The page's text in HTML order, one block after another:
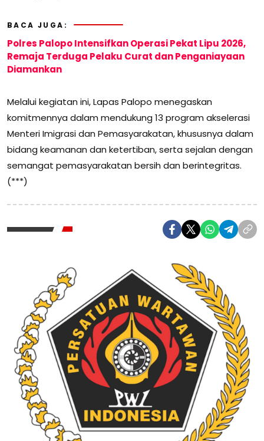
BACA JUGA:
Polres Palopo Intensifkan Operasi Pekat Lipu 2026,
Remaja Terduga Pelaku Curat dan Penganiayaan
Diamankan
Melalui kegiatan ini, Lapas Palopo menegaskan
komitmennya dalam mendukung 13 program akselerasi
Menteri Imigrasi dan Pemasyarakatan, khususnya dalam
bidang keamanan dan ketertiban, serta sejalan dengan
semangat pemasyarakatan bersih dan berintegritas.
(***)